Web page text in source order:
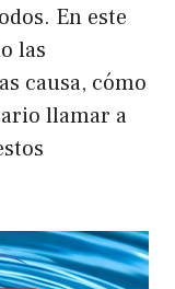
En este
las
causa, cómo
llamar a